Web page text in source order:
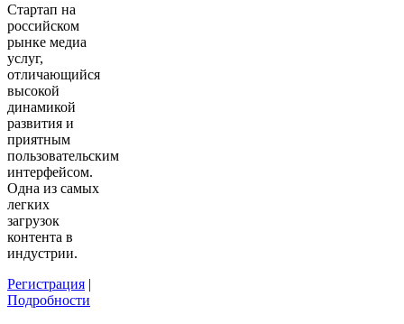
Стартап на
российском
рынке медиа
услуг,
отличающийся
высокой
динамикой
развития и
приятным
пользовательским
интерфейсом.
Одна из самых
легких
загрузок
контента в
индустрии.
Регистрация |
Подробности